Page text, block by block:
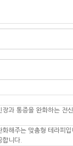
과 통증을 완화하는 전
해주는 맞춤형 테라피
니다.